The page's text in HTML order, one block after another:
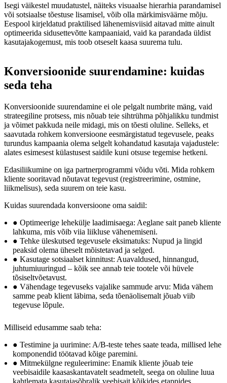
Isegi väikestel muudatustel, näiteks visuaalse hierarhia parandamisel
või sotsiaalse tõestuse lisamisel, võib olla märkimisväärne mõju.
Eespool kirjeldatud praktilised lähenemisviisid aitavad mitte ainult
optimeerida sidusettevõtte kampaaniaid, vaid ka parandada üldist
kasutajakogemust, mis toob otseselt kaasa suurema tulu.
Konversioonide suurendamine: kuidas
seda teha
Konversioonide suurendamine ei ole pelgalt numbrite mäng, vaid
strateegiline protsess, mis nõuab teie sihtrühma põhjalikku tundmist
ja võimet pakkuda neile midagi, mis on tõesti oluline. Selleks, et
saavutada rohkem konversioone eesmärgistatud tegevusele, peaks
turundus kampaania olema selgelt kohandatud kasutaja vajadustele:
alates esimesest külastusest saidile kuni otsuse tegemise hetkeni.
Edasiliikumine on iga partnerprogrammi võidu võti. Mida rohkem
kliente sooritavad nõutavat tegevust (registreerimine, ostmine,
liikmelisus), seda suurem on teie kasu.
Kuidas suurendada konversioone oma saidil:
● Optimeerige lehekülje laadimisaega: Aeglane sait paneb kliente
lahkuma, mis võib viia liikluse vähenemiseni.
● Tehke üleskutsed tegevusele eksimatuks: Nupud ja lingid
peaksid olema üheselt mõistetavad ja selged.
● Kasutage sotsiaalset kinnitust: Auavaldused, hinnangud,
juhtumiuuringud – kõik see annab teie tootele või hüvele
tõsiseltvõetavust.
● Vähendage tegevuseks vajalike sammude arvu: Mida vähem
samme peab klient läbima, seda tõenäolisemalt jõuab viib
tegevuse lõpule.
Milliseid edusamme saab teha:
● Testimine ja uurimine: A/B-teste tehes saate teada, millised lehe
komponendid töötavad kõige paremini.
● Mitmekülgne reguleerimine: Enamik kliente jõuab teie
veebisaidile kaasaskantavatelt seadmetelt, seega on oluline luua
kahtlemata kasutajasõbralik veebisait kõikides etappides.